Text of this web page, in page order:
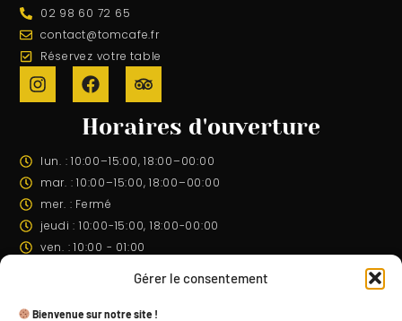
Gérer le consentement
Bienvenue sur notre site !
02 98 60 72 65
contact@tomcafe.fr
Réservez votre table
Horaires d'ouverture
lun. : 10:00–15:00, 18:00–00:00
mar. : 10:00–15:00, 18:00–00:00
mer. : Fermé
jeudi : 10:00-15:00, 18:00-00:00
ven. : 10:00 - 01:00